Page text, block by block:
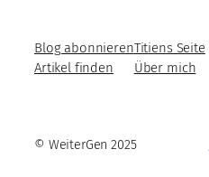
Blog abonnieren
Artikel finden
Titiens Seite
Über mich
© WeiterGen 2025